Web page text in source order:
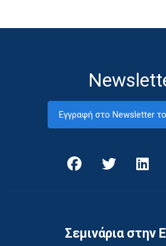
Εγγραφή στο Newsletter
Σεμινάρια στην